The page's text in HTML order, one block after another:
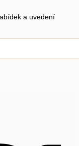
a uvedení